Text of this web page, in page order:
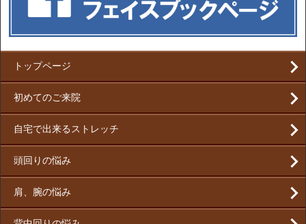
トップページ
初めてのご来院
自宅で出来るストレッチ
頭回りの悩み
肩、腕の悩み